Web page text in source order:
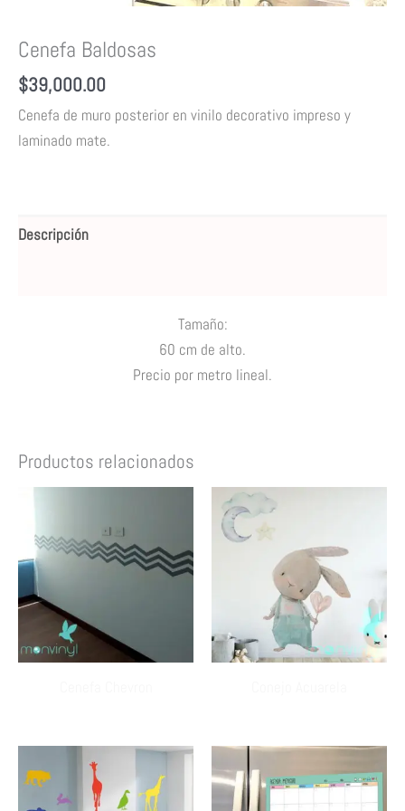
Cenefa Baldosas
$39,000.00
Cenefa de muro posterior en vinilo decorativo impreso y
laminado mate.
Descripción
Tamaño:
60 cm de alto.
Precio por metro lineal.
Productos relacionados